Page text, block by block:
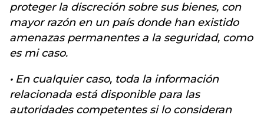
proteger la discreción sobre sus bienes, con
mayor razón en un país donde han existido
amenazas permanentes a la seguridad, como
es mi caso.
·En cualquier caso, toda la información
relacionada está disponible para las
autoridades competentes si lo consideran